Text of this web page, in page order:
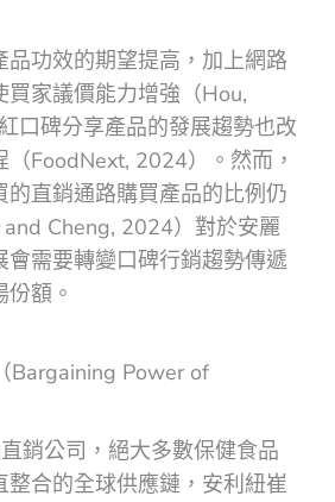
品功效的期望提高，加上網路
買家議價能力增強（Hou,
口碑分享產品的發展趨勢也改
（FoodNext, 2024）。然而，
的直銷通路購買產品的比例仍
Cheng, 2024）對於安麗
會需要轉變口碑行銷趨勢傳遞
額。
（Bargaining Power of
銷公司，絕大多數保健食品
整合的全球供應鏈，安利紐崔